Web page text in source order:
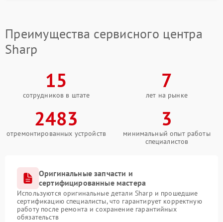
Преимущества сервисного центра
Sharp
15
сотрудников в штате
7
лет на рынке
2483
отремонтированных устройств
3
минимальный опыт работы
специалистов
Оригинальные запчасти и
сертифицированные мастера
Используются оригинальные детали Sharp и прошедшие
сертификацию специалисты, что гарантирует корректную
работу после ремонта и сохранение гарантийных
обязательств